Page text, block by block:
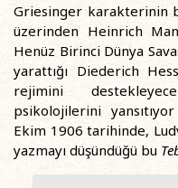
Griesinger karakterinin
üzerinden Heinrich
Henüz Birinci Dünya
yarattığı Diederich
rejimini
psikolojilerini
Ekim 1906 tarihinde,
yazmayı düşündüğü bu